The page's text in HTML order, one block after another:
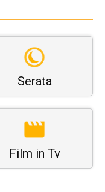
Serata
Film in Tv